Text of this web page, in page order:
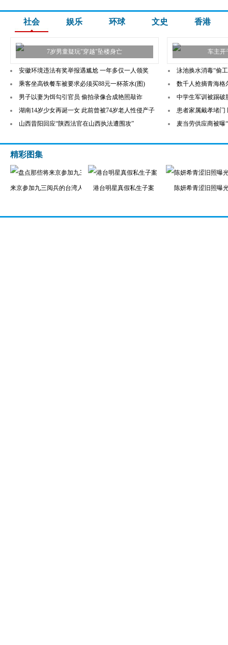
社会 娱乐 环球 文史 香港
7岁男童疑玩"穿越"坠楼身亡 车主开
安徽环境违法有奖举报遇尴尬 一年多仅一人领奖
乘客坐高铁餐车被要求必须买88元一杯茶水(图)
男子以妻为饵勾引官员 偷拍录像合成艳照敲诈
湖南14岁少女再诞一女 此前曾被74岁老人性侵产子
山西昔阳回应“陕西法官在山西执法遭围攻”
泳池换水消毒“偷
数千人抢摘青海格
中学生军训被踢破
患者家属戴孝堵门
麦当劳供应商被曝
精彩图集
来京参加九三阅兵的台湾人士 港台明星真假私生子案 陈妍希青涩旧照曝